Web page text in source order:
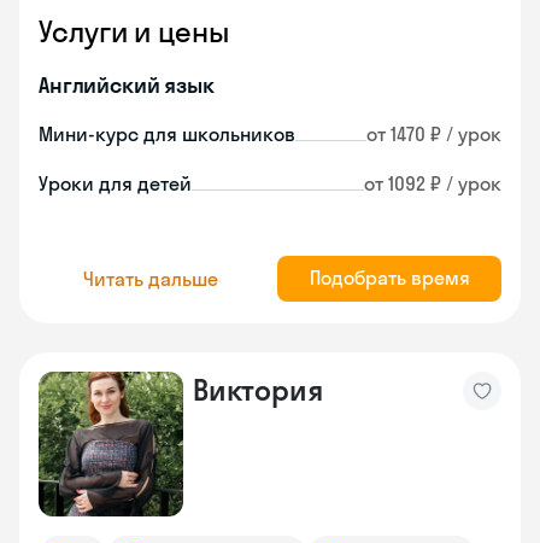
Услуги и цены
Английский язык
Мини-курс для школьников от 1470 ₽ / урок
Уроки для детей от 1092 ₽ / урок
Читать дальше Подобрать время
Виктория